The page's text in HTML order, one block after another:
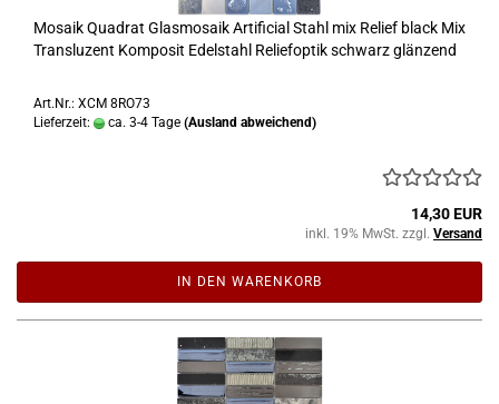
Mosaik Quadrat Glasmosaik Artificial Stahl mix Relief black Mix
Transluzent Komposit Edelstahl Reliefoptik schwarz glänzend
Art.Nr.: XCM 8RO73
Lieferzeit:
ca. 3-4 Tage (Ausland abweichend)
14,30 EUR
inkl. 19% MwSt. zzgl. Versand
IN DEN WARENKORB